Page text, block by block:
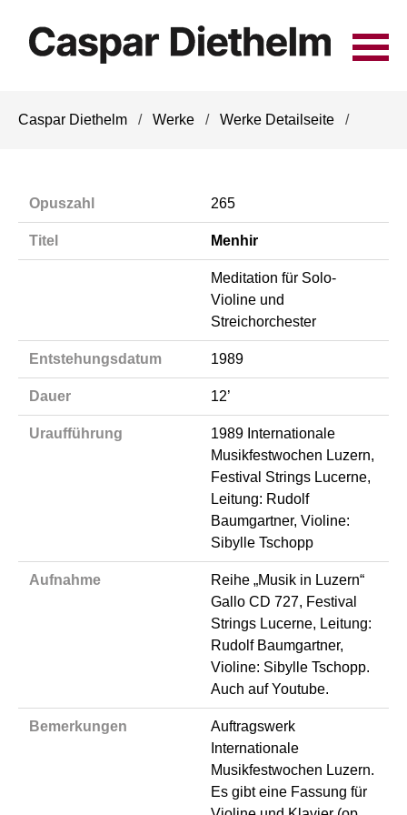
überspringen
Caspar Diethelm Werke Werke Detailseite
Opuszahl 265
Titel Menhir
Meditation für Solo-
Violine und
Streichorchester
Entstehungsdatum 1989
Dauer 12’
Uraufführung
1989 Internationale
Musikfestwochen Luzern,
Festival Strings Lucerne,
Leitung: Rudolf
Baumgartner, Violine:
Sibylle Tschopp
Aufnahme
Reihe „Musik in Luzern“
Gallo CD 727, Festival
Strings Lucerne, Leitung:
Rudolf Baumgartner,
Violine: Sibylle Tschopp.
Auch auf Youtube.
Bemerkungen
Auftragswerk
Internationale
Musikfestwochen Luzern.
Es gibt eine Fassung für